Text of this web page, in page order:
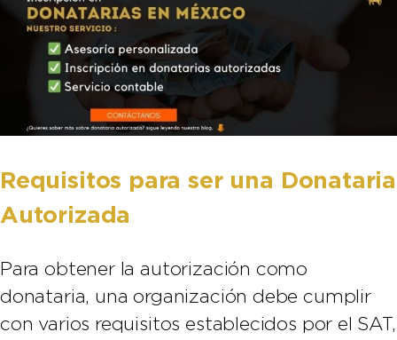
Requisitos para ser una Donataria
Autorizada
Para obtener la autorización como
donataria, una organización debe cumplir
con varios requisitos establecidos por el SAT,